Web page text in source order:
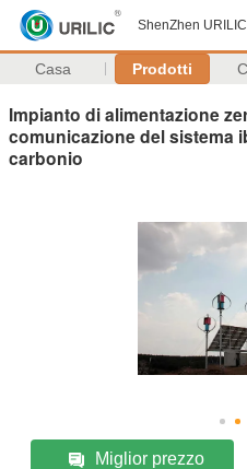
ShenZhen
Casa Prodotti
Impianto di alimentazione
comunicazione del sistema
carbonio
Miglior prezzo